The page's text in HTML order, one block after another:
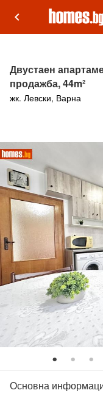
keyboard_arrow_left
Двустаен
продажба, 44m²
жк. Левски, Варна
Основна